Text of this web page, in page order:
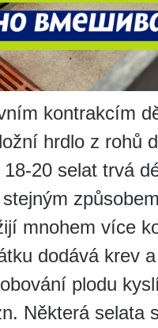
kontrakcím
hrdlo z rohů
20 selat trvá
mnohem více
dodává krev
plodu
Některá selata